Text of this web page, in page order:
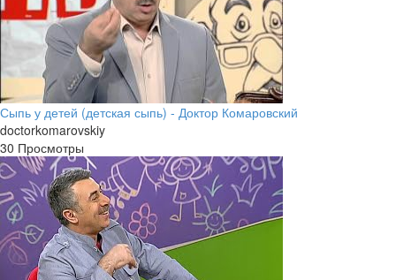
Сыпь у детей (детская сыпь) - Доктор Комаровский
doctorkomarovskiy
30 Просмотры